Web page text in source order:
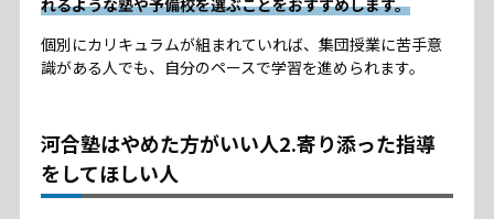
れるような塾や予備校を選ぶことをおすすめします。
個別にカリキュラムが組まれていれば、集団授業に苦手意
識がある人でも、自分のペースで学習を進められます。
河合塾はやめた方がいい人2.寄り添った指導
をしてほしい人